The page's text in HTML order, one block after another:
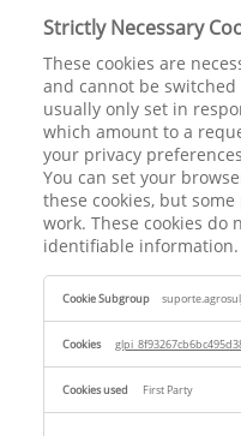
Strictly Necessary
These cookies are
and cannot be
usually only set in
which amount to a
your privacy
You can set your
these cookies, but
work. These cookies do
identifiable information.
Strictly
Necessary
Cookies
First Party